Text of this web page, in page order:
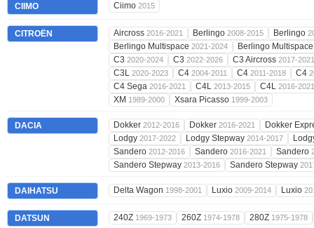
CIIMO Ciimo 2015
CITROËN Aircross 2016-2021 Berlingo 2008-2015 Berlingo
Berlingo Multispace 2021-2024
Berlingo
C3 2020-2024 C3 2022-2026 C3 Aircross 2017-2021
C3L 2020-2023 C4 2004-2011 C4 2011-2018 C4
C4 Sega 2016-2021 C4L 2013-2015 C4L 2016-2021
XM 1989-2000 Xsara Picasso 1999-2003
DACIA Dokker 2012-2016 Dokker 2016-2021
Dokker
Lodgy 2017-2022 Lodgy Stepway 2014-2017
Sandero 2012-2016 Sandero 2016-2021 Sandero
Sandero Stepway 2013-2016 Sandero Stepway
DAIHATSU Delta Wagon 1998-2001 Luxio 2009-2014 Luxio
DATSUN 240Z 1969-1973 260Z 1974-1978 280Z 1975-1978